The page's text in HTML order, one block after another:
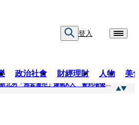
登入
政治社會 財經理財 人物 美
帶小9歲女網友開房！新北男「無套遭拒」爆氣K人 警到場傻眼搜到手銬、改造槍